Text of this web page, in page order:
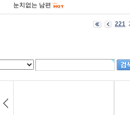
눈치없는 남편
221